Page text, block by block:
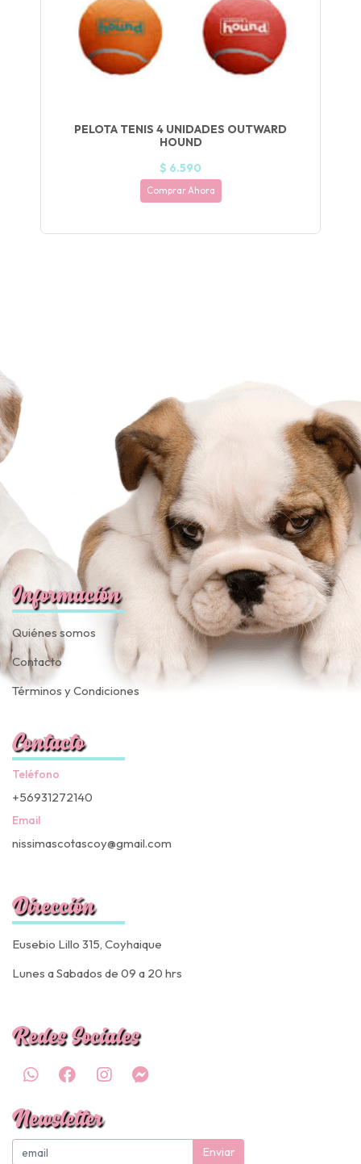
PELOTA TENIS 4 UNIDADES OUTWARD
HOUND
$ 6.590
Comprar Ahora
Información
Quiénes somos
Contacto
Términos y Condiciones
Contacto
Teléfono
+56931272140
Email
nissimascotascoy@gmail.com
Dirección
Eusebio Lillo 315, Coyhaique
Lunes a Sabados de 09 a 20 hrs
Redes Sociales
Newsletter
Enviar